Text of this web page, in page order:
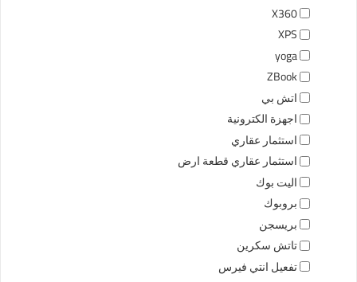
X360
XPS
yoga
ZBook
اتش بي
اجهزة الكترونية
استثمار عقاري
استثمار عقاري قطعة ارض
اليت بوك
بروبوك
بريسجن
تاتش سكرين
تفعيل انتي فيرس